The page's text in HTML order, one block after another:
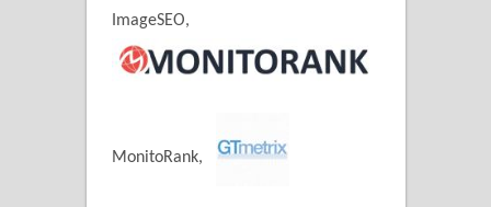
ImageSEO,
MonitoRank,